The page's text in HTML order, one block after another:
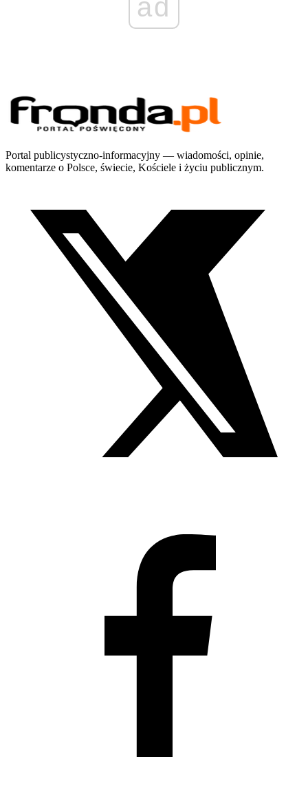
ad
Portal publicystyczno-informacyjny — wiadomości, opinie,
komentarze o Polsce, świecie, Kościele i życiu publicznym.